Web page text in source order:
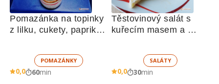
Pomazánka na topinky
z lilku, cukety, paprik,
žampionů
POMAZÁNKY
0,0 60min
Těstovinový salát s
kuřecím masem a
SALÁTY
0,0 30min